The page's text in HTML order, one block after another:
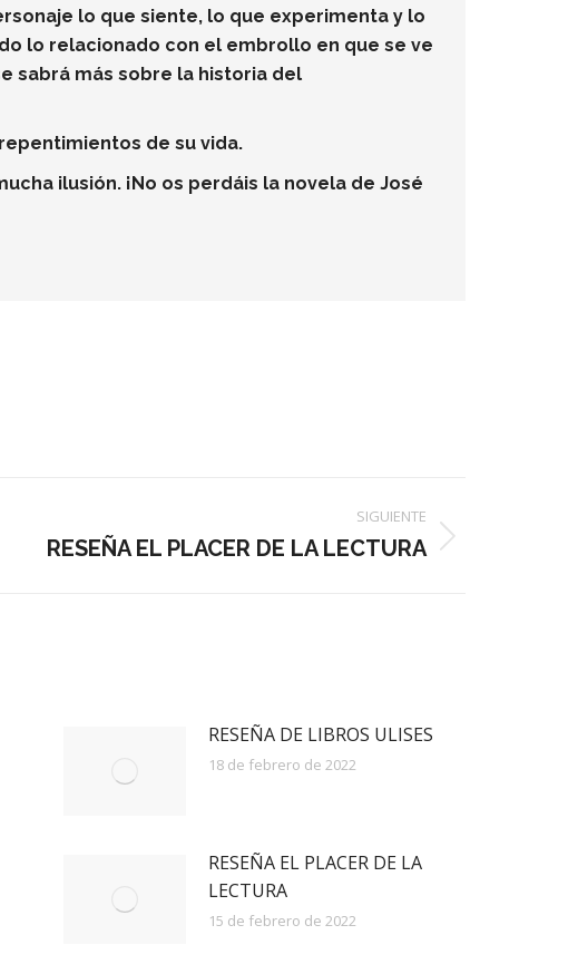
lo que siente, lo que experimenta y lo
lo relacionado con el embrollo en que se ve
sabrá más sobre la historia del
de su vida.
ilusión. ¡No os perdáis la novela de José
SIGUIENTE
RESEÑA EL PLACER DE LA LECTURA
RESEÑA DE LIBROS ULISES
18 de febrero de 2022
RESEÑA EL PLACER DE LA
LECTURA
15 de febrero de 2022